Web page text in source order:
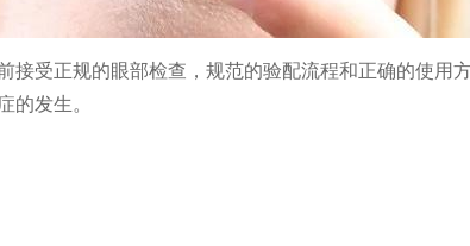
接受正规的眼部检查，规范的验配流程和正确的使用
的发生。